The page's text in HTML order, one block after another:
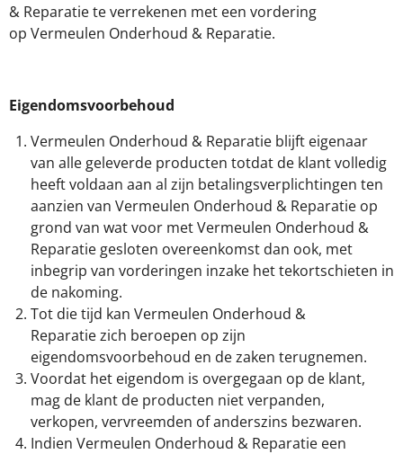
& Reparatie te verrekenen met een vordering
op Vermeulen Onderhoud & Reparatie.
Eigendomsvoorbehoud
Vermeulen Onderhoud & Reparatie blijft eigenaar
van alle geleverde producten totdat de klant volledig
heeft voldaan aan al zijn betalingsverplichtingen ten
aanzien van Vermeulen Onderhoud & Reparatie op
grond van wat voor met Vermeulen Onderhoud &
Reparatie gesloten overeenkomst dan ook, met
inbegrip van vorderingen inzake het tekortschieten in
de nakoming.
Tot die tijd kan Vermeulen Onderhoud &
Reparatie zich beroepen op zijn
eigendomsvoorbehoud en de zaken terugnemen.
Voordat het eigendom is overgegaan op de klant,
mag de klant de producten niet verpanden,
verkopen, vervreemden of anderszins bezwaren.
Indien Vermeulen Onderhoud & Reparatie een